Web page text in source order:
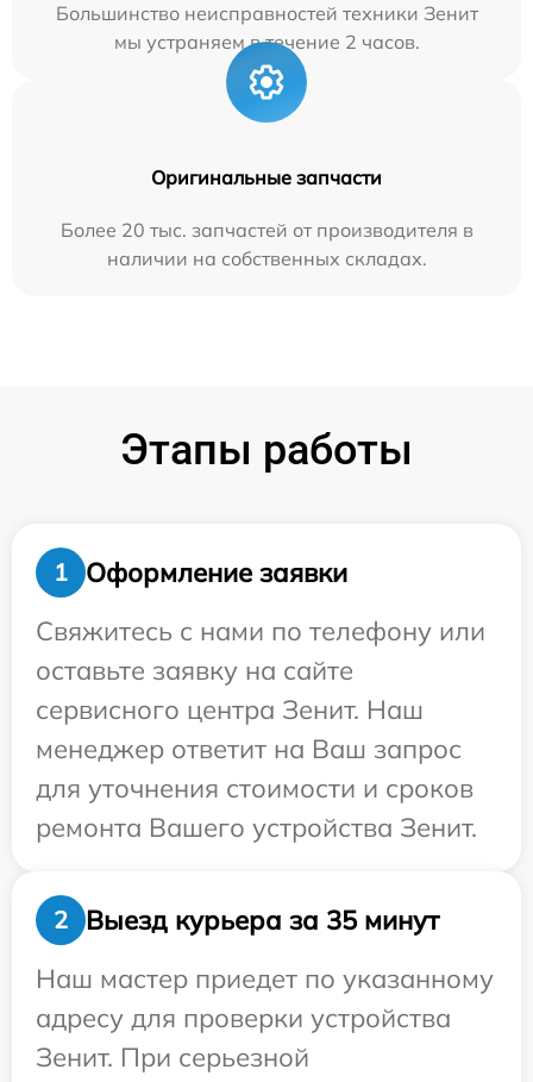
Большинство неисправностей техники Зенит
мы устраняем в течение 2 часов.
Оригинальные запчасти
Более 20 тыс. запчастей от производителя в
наличии на собственных складах.
Этапы работы
1
Оформление заявки
Свяжитесь с нами по телефону или
оставьте заявку на сайте
сервисного центра Зенит. Наш
менеджер ответит на Ваш запрос
для уточнения стоимости и сроков
ремонта Вашего устройства Зенит.
2
Выезд курьера за 35 минут
Наш мастер приедет по указанному
адресу для проверки устройства
Зенит. При серьезной